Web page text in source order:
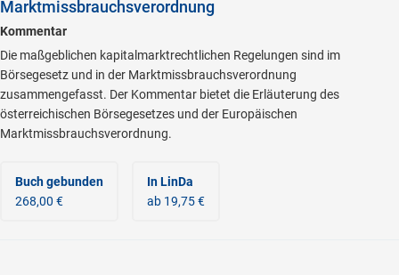
Marktmissbrauchsverordnung
Kommentar
Die maßgeblichen kapitalmarktrechtlichen Regelungen sind im
Börsegesetz und in der Marktmissbrauchsverordnung
zusammengefasst. Der Kommentar bietet die Erläuterung des
österreichischen Börsegesetzes und der Europäischen
Marktmissbrauchsverordnung.
Buch gebunden
268,00 €
In LinDa
ab 19,75 €